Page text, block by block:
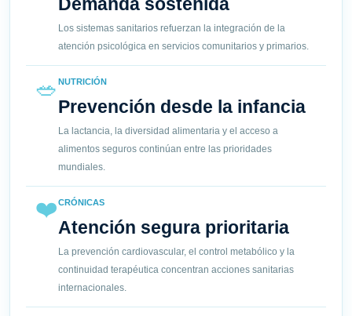
Los sistemas sanitarios refuerzan la integración de la
atención psicológica en servicios comunitarios y primarios.
🥗 NUTRICIÓN
Prevención desde la infancia
La lactancia, la diversidad alimentaria y el acceso a
alimentos seguros continúan entre las prioridades
mundiales.
❤️CRÓNICAS
Atención segura prioritaria
La prevención cardiovascular, el control metabólico y la
continuidad terapéutica concentran acciones sanitarias
internacionales.